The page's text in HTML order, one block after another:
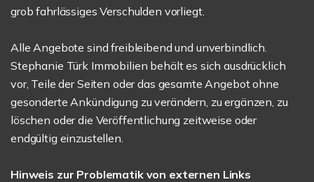
grob fahrlässiges Verschulden vorliegt.
Alle Angebote sind freibleibend und unverbindlich.
Stephanie Türk Immobilien behält es sich ausdrücklich
vor, Teile der Seiten oder das gesamte Angebot ohne
gesonderte Ankündigung zu verändern, zu ergänzen, zu
löschen oder die Veröffentlichung zeitweise oder
endgültig einzustellen.
Hinweis zur Problematik von externen Links